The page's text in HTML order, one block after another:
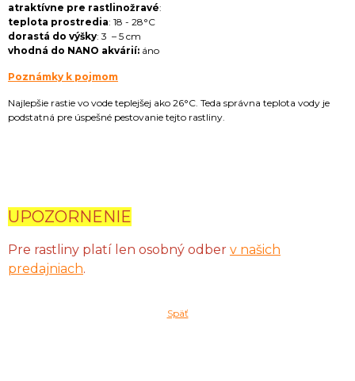
atraktívne pre rastlinožravé:
teplota prostredia: 18 - 28°C
dorastá do výšky: 3 – 5 cm
vhodná do NANO akvárií: áno
Poznámky k pojmom
Najlepšie rastie vo vode teplejšej ako 26°C. Teda správna teplota vody je
podstatná pre úspešné pestovanie tejto rastliny.
UPOZORNENIE
Pre rastliny platí len osobný odber v našich
predajniach.
Späť